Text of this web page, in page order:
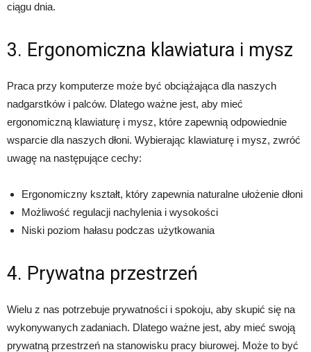
ciągu dnia.
3. Ergonomiczna klawiatura i mysz
Praca przy komputerze może być obciążająca dla naszych
nadgarstków i palców. Dlatego ważne jest, aby mieć
ergonomiczną klawiaturę i mysz, które zapewnią odpowiednie
wsparcie dla naszych dłoni. Wybierając klawiaturę i mysz, zwróć
uwagę na następujące cechy:
Ergonomiczny kształt, który zapewnia naturalne ułożenie dłoni
Możliwość regulacji nachylenia i wysokości
Niski poziom hałasu podczas użytkowania
4. Prywatna przestrzeń
Wielu z nas potrzebuje prywatności i spokoju, aby skupić się na
wykonywanych zadaniach. Dlatego ważne jest, aby mieć swoją
prywatną przestrzeń na stanowisku pracy biurowej. Może to być